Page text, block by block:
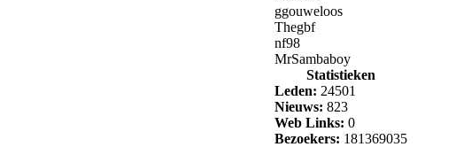
ggouweloos
Thegbf
nf98
MrSambaboy
Statistieken
Leden: 24501
Nieuws: 823
Web Links: 0
Bezoekers: 181369035